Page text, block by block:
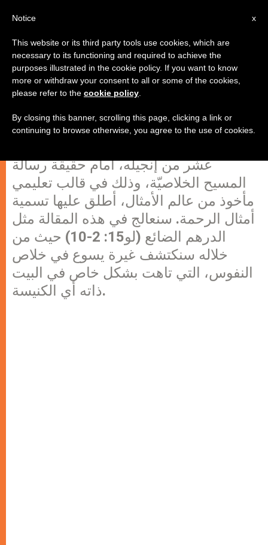
الله يبحث عنا، مثل الدرهم الضايع
(لو15: 8- 10)
عشر من إنجيله، أمام حقيقة رسالة
المسيح الخلاصيّة، وذلك في قالب تعليمي
مأخوذ من عالم الأمثال، أطلق عليها تسمية
أمثال الرحمة. سنعالج في هذه المقالة مثل
الدرهم الضائع (لو15: 2-10) حيث من
خلاله سنكتشف غيرة يسوع في خلاص
النفوس، التي تاهت بشكل خاص في البيت
ذاته أي الكنيسة.
x
Notice
This website or its third party tools use cookies, which are
necessary to its functioning and required to achieve the
purposes illustrated in the cookie policy. If you want to know
more or withdraw your consent to all or some of the cookies,
please refer to the cookie policy
By closing this banner, scrolling this page, clicking a link or
continuing to browse otherwise, you agree to the use of cookies.